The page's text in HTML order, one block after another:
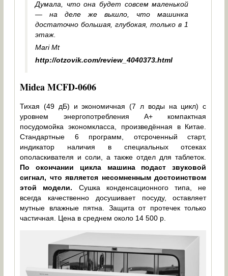
Думала, что она будет совсем маленькой
— на деле же вышло, что машинка
достаточно большая, глубокая, только в 1
этаж.
Mari Mt
http://otzovik.com/review_4040373.html
Midea MCFD-0606
Тихая (49 дБ) и экономичная (7 л воды на цикл) с
уровнем энергопотребления А+ компактная
посудомойка экономкласса, произведённая в Китае.
Стандартные 6 программ, отсроченный старт,
индикатор наличия в специальных отсеках
ополаскивателя и соли, а также отдел для таблеток.
По окончании цикла машина подаст звуковой
сигнал, что является несомненным достоинством
этой модели. Сушка конденсационного типа, не
всегда качественно досушивает посуду, оставляет
мутные влажные пятна. Защита от протечек только
частичная. Цена в среднем около 14 500 р.